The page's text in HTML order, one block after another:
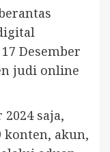
Desember
judi online
2024 saja,
konten, akun,